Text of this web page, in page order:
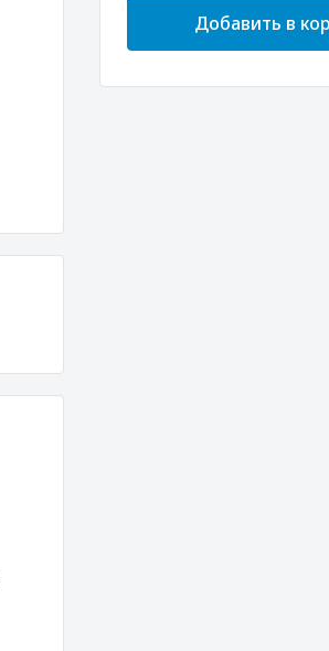
Добавить в